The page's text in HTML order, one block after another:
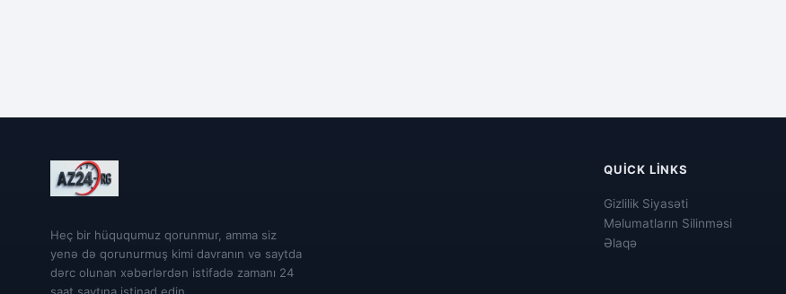
Heç bir hüququmuz qorunmur, amma siz
yenə də qorunurmuş kimi davranın və saytda
dərc olunan xəbərlərdən istifadə zamanı 24
QUICK LINKS
Gizlilik Siyasəti
Məlumatların Silinməsi
Əlaqə